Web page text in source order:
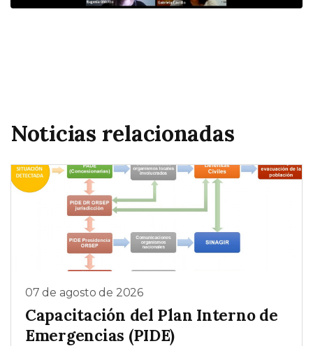
Noticias relacionadas
07 de agosto de 2026
Capacitación del Plan Interno de
Emergencias (PIDE)